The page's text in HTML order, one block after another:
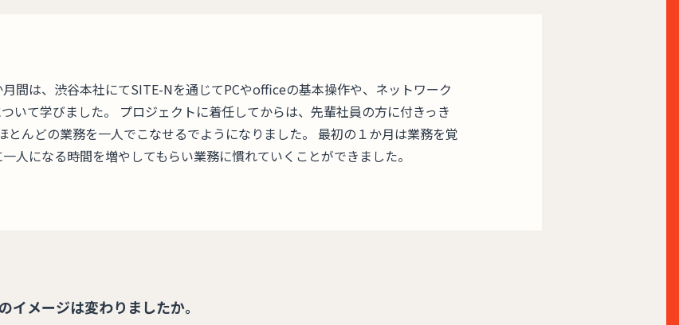
間は、渋谷本社にてSITE-Nを通じてPCやofficeの基本操作や、ネットワーク
いて学びました。 プロジェクトに着任してからは、先輩社員の方に付きっき
とんどの業務を一人でこなせるでようになりました。 最初の１か月は業務を覚
人になる時間を増やしてもらい業務に慣れていくことができました。
イメージは変わりましたか。